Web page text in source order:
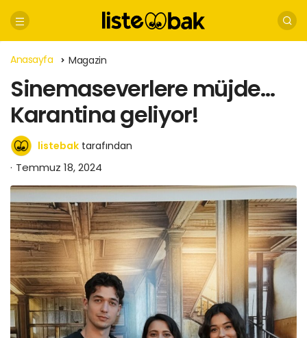
Anasayfa Magazin
Sinemaseverlere müjde…
Karantina geliyor!
listebak tarafından
Temmuz 18, 2024